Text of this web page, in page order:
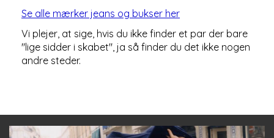
Se alle mærker jeans og bukser her
Vi plejer, at sige, hvis du ikke finder et par der bare
"lige sidder i skabet", ja så finder du det ikke nogen
andre steder.